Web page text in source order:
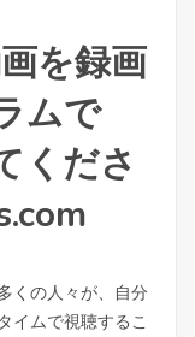
を録画
ムで
くださ
くの人々が、自分
イムで視聴するこ